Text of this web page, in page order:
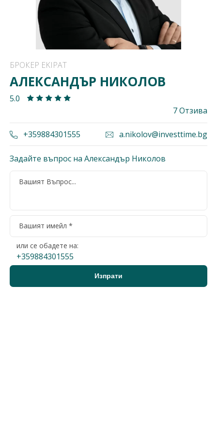
БРОКЕР EKIPAT
АЛЕКСАНДЪР НИКОЛОВ
5.0
7 Отзива
+359884301555 a.nikolov@investtime.bg
Задайте въпрос на Александър Николов
или се обадете на:
+359884301555